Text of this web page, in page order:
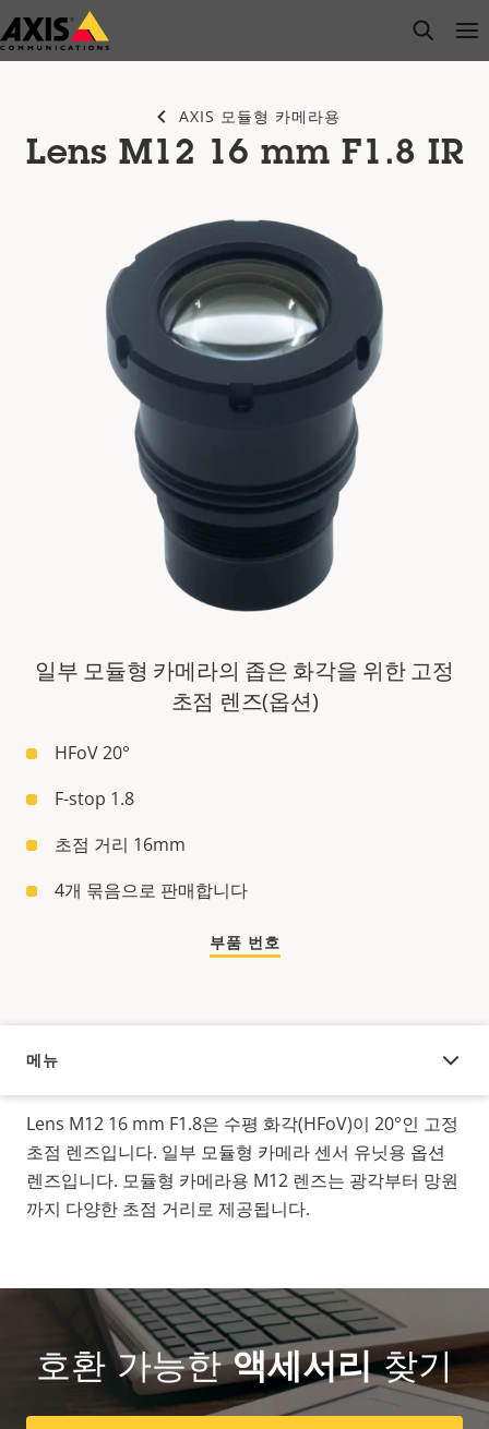
주
요
open
AXIS 모듈형 카메라용
Lens M12 16 mm F1.8 IR
일부 모듈형 카메라의 좁은 화각을 위한 고정
초점 렌즈(옵션)
HFoV 20°
F-stop 1.8
초점 거리 16mm
4개 묶음으로 판매합니다
부품 번호
메뉴
오버뷰
Lens M12 16 mm F1.8은 수평 화각(HFoV)이 20°인 고정
초점 렌즈입니다. 일부 모듈형 카메라 센서 유닛용 옵션
렌즈입니다. 모듈형 카메라용 M12 렌즈는 광각부터 망원
까지 다양한 초점 거리로 제공됩니다.
호환 가능한액세서리찾기